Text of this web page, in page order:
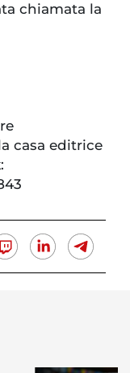
chiamata la
casa editrice